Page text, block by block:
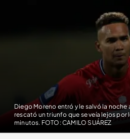
Diego Moreno entró y le salvó la noche
rescató un triunfo que se veía lejos por
minutos. FOTO: CAMILO SUÁREZ